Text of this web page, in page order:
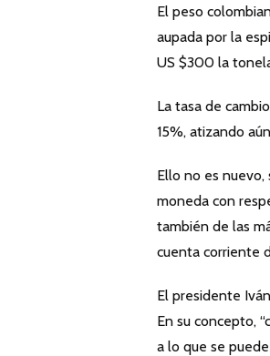
El peso
aupada por la
US $300 la
La tasa de
15%, atizando
Ello no es nuevo,
moneda con
también de las
cuenta corriente
El presidente
En su concepto,
a lo que se